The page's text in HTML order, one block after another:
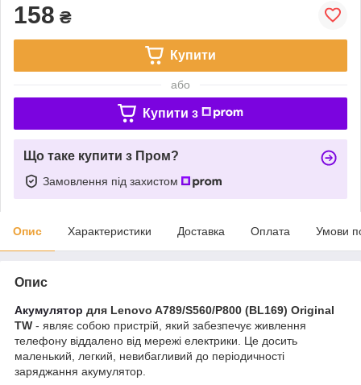
158 ₴
Купити
або
Купити з
Що таке купити з Пром?
Замовлення під захистом
Опис Характеристики Доставка Оплата Умови
Опис
Акумулятор для Lenovo A789/S560/P800 (BL169) Original
TW - являє собою пристрій, який забезпечує живлення
телефону віддалено від мережі електрики. Це досить
маленький, легкий, невибагливий до періодичності
заряджання акумулятор.